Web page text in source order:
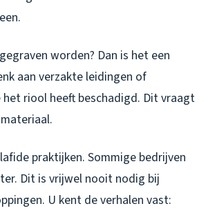
worden? Dan is het een
aan verzakte leidingen of
riool heeft beschadigd. Dit vraagt
praktijken. Sommige bedrijven
Dit is vrijwel nooit nodig bij
U kent de verhalen vast: